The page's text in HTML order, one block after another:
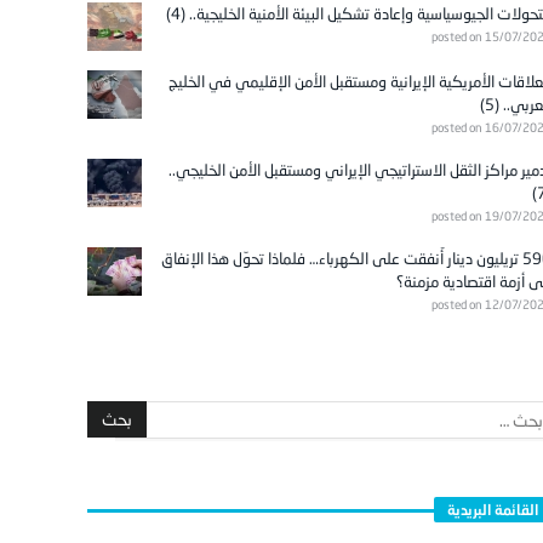
الجيوسياسية وإعادة تشكيل البيئة الأمنية الخليجية.. (4)
posted on 15/07/
الأمريكية الإيرانية ومستقبل الأمن الإقليمي في الخليج
(5)
posted on 16/07/
مراكز الثقل الاستراتيجي الإيراني ومستقبل الأمن الخليجي..
posted on 19/07/
596 تريليون دينار أُنفقت على الكهرباء… فلماذا تحوّل هذا الإنفاق
أزمة اقتصادية مزمنة؟
posted on 12/07/
القائمة البريدية